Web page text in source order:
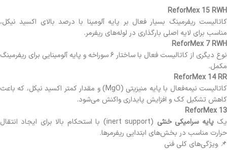
ReforMex 15 RWH
کاتالیست ریفرمینگ بسیار فعال بر پایه آلومینا با درصد بالای اکسید نیکل،
مناسب برای لایه اصلی بارگذاری در لوله‌های ریفرمر.
ReforMex 7 RWH
نوع دیگری از کاتالیست فعال با ساختار ۶ سوراخه و پایه آلومینایی برای ریفرمینگ
مکمل.
ReforMex 14 RR
کاتالیست نیمه‌فعال با پایه منیزیتی (MgO) و مقدار کمتر اکسید نیکل، که باعث
کاهش تشکیل کک و افزایش پایداری واکنش می‌شود.
ReforMex 13
یکپایه سرامیکی خنثی
(inert support) با استحکام بالا برای ایجاد انتقال
حرارت مناسب در بخش‌های ابتدایی ریفرمرها.
📌 ویژگی‌های کلی فنی